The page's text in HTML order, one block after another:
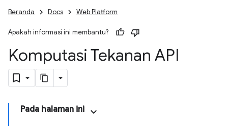
Beranda Docs Web Platform
Apakah informasi ini membantu?
Komputasi Tekanan API
Pada halaman ini